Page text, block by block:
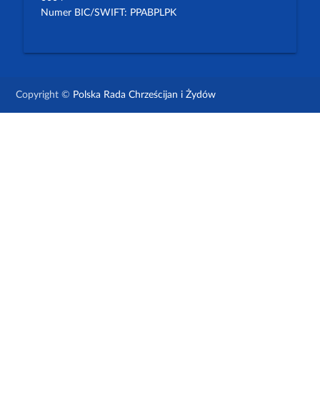
Numer BIC/SWIFT: PPABPLPK
Copyright © Polska Rada Chrześcijan i Żydów